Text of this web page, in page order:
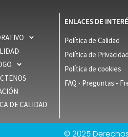
DE CALIDAD
ENLACES DE
Política de Calidad
Política de Privacidad
Política de cookies
FAQ - Preguntas -
© 2025